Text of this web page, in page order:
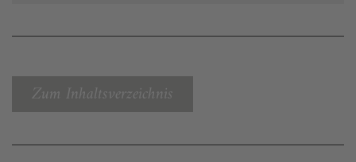
Zum Inhaltsverzeichnis